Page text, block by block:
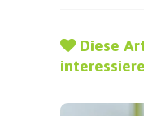
Diese